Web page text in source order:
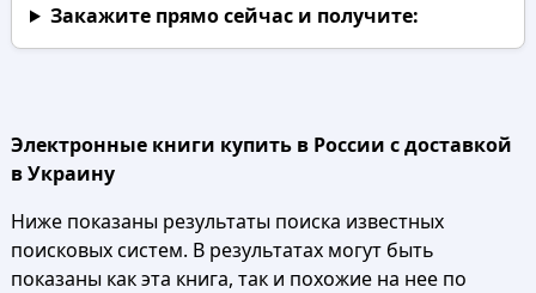
Закажите прямо сейчаси получите:
Электронные книги купить в России с доставкой
в Украину
Ниже показаны результаты поиска известных
поисковых систем. В результатах могут быть
показаны как эта книга, так и похожие на нее по